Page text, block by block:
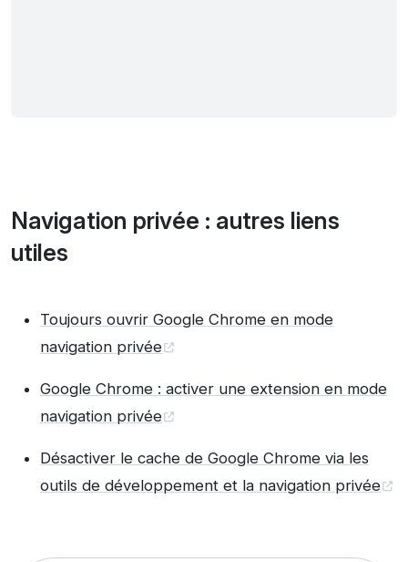
Navigation privée : autres liens
utiles
Toujours ouvrir Google Chrome en mode
navigation privée
Google Chrome : activer une extension en mode
navigation privée
Désactiver le cache de Google Chrome via les
outils de développement et la navigation privée